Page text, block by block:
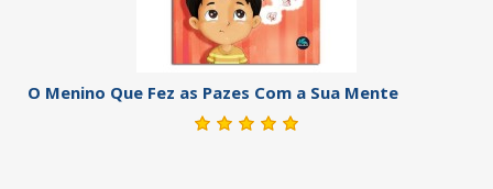
O Menino Que Fez as Pazes Com a Sua Mente